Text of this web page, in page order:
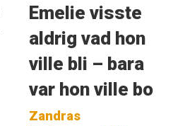
Emelie visste
aldrig vad hon
ville bli – bara
var hon ville bo
Zandras